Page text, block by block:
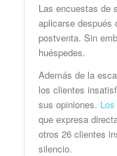
Las encuestas de
aplicarse después
postventa. Sin
huéspedes.
Además de la
los clientes
sus opiniones.
que expresa
otros 26 clientes
silencio.